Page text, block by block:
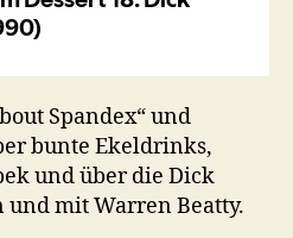
Spandex“ und
bunte Ekeldrinks,
und über die Dick
mit Warren Beatty.